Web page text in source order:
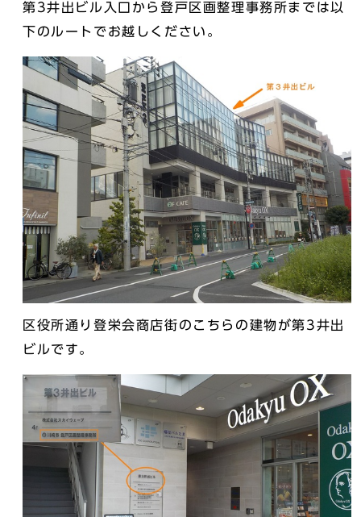
第3井出ビル入口から登戸区画整理事務所までは以
下のルートでお越しください。
区役所通り登栄会商店街のこちらの建物が第3井出
ビルです。